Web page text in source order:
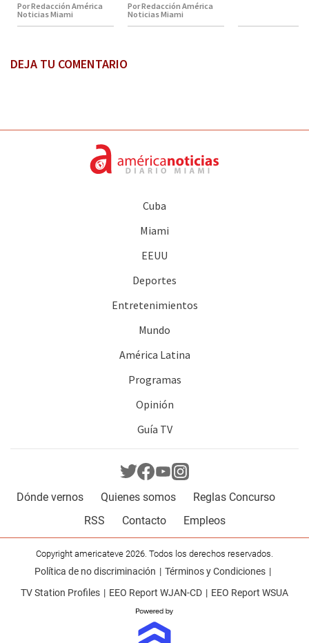
Por Redacción América
Noticias Miami
Por Redacción América
Noticias Miami
DEJA TU COMENTARIO
Cuba
Miami
EEUU
Deportes
Entretenimientos
Mundo
América Latina
Programas
Opinión
Guía TV
Dónde vernos Quienes somos
Reglas Concurso
RSS
Contacto Empleos
Copyright americateve 2026. Todos los derechos reservados.
Política de no discriminación
Términos y Condiciones
TV Station Profiles
EEO Report WJAN-CD EEO Report WSUA